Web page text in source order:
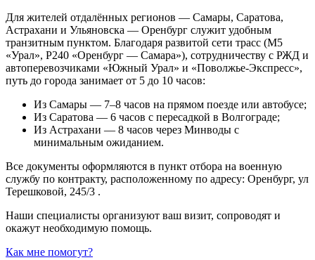
Для жителей отдалённых регионов — Самары, Саратова,
Астрахани и Ульяновска — Оренбург служит удобным
транзитным пунктом. Благодаря развитой сети трасс (М5
«Урал», Р240 «Оренбург — Самара»), сотрудничеству с РЖД и
автоперевозчиками «Южный Урал» и «Поволжье-Экспресс»,
путь до города занимает от 5 до 10 часов:
Из Самары — 7–8 часов на прямом поезде или автобусе;
Из Саратова — 6 часов с пересадкой в Волгограде;
Из Астрахани — 8 часов через Минводы с
минимальным ожиданием.
Все документы оформляются в пункт отбора на военную
службу по контракту, расположенному по адресу: Оренбург, ул
Терешковой, 245/3 .
Наши специалисты организуют ваш визит, сопроводят и
окажут необходимую помощь.
Как мне помогут?